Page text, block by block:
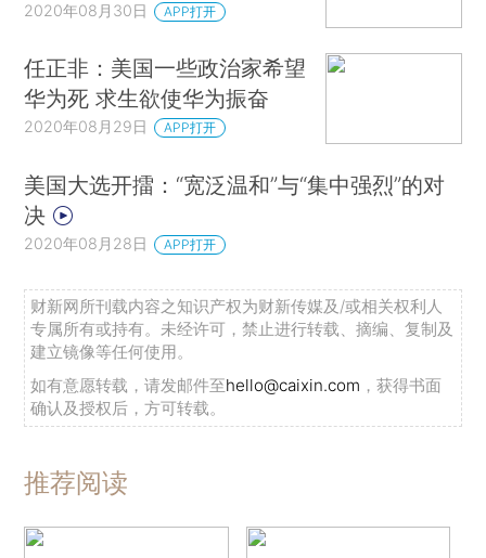
2020年08月30日 APP打开
任正非：美国一些政治家希望
华为死 求生欲使华为振奋
2020年08月29日 APP打开
美国大选开擂：“宽泛温和”与“集中强烈”的对
决
2020年08月28日 APP打开
财新网所刊载内容之知识产权为财新传媒及/或相关权利人
专属所有或持有。未经许可，禁止进行转载、摘编、复制及
建立镜像等任何使用。
如有意愿转载，请发邮件至hello@caixin.com ，获得书面
确认及授权后，方可转载。
推荐阅读